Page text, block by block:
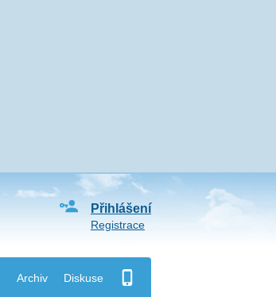
Archiv Diskuse
Přihlášení
Registrace